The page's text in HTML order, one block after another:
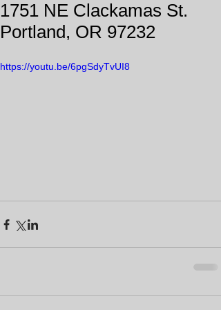
1751 NE Clackamas St.
Portland, OR 97232
https://youtu.be/6pgSdyTvUI8